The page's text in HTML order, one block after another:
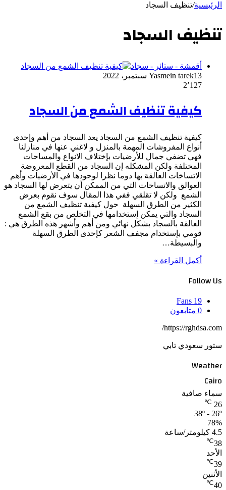
الرئيسية/تنظيف السجاد
تنظيف السجاد
أقمشة - ستائر - سجاد
Yasmein tarek13 سبتمبر، 2022
2٬127
كيفية تنظيف الشمع من السجاد
كيفية تنظيف الشمع من السجاد يعد السجاد من أهم وإحدى
أنواع المفروشات المهمة بالمنزل و لاغني عنها في منازلنا
فهي تضفي جمال للأرضيات بإختلاف الانواع والمساحات
المختلفة ولكن المشكله إن السجاد من القطع المعروضة
الاتساخات العالقة بها دوما نظرا لوجودها في الأرضيات وأهم
العوالق والاتساخات التي من الممكن أن يتعرض لها السجاد هو
الشمع ولكن لا تقلقي ففي هذا المقال سوف نقوم بعرض
الكثير من الطرق السهلة حول كيفية تنظيف الشمع من
السجاد والتي يمكن إستخدامها في التخلص من بقع الشمع
العالقة بالسجاد بشكل نهائي ومن أهم وأشهر هذه الطرق هي :
قومي بإستخدام مجفف الشعر كإحدى الطرق السهلة
والبسيطة…
أكمل القراءة »
Follow Us
19
Fans
0 متابعون
https://rghdsa.com/
ستور سعودي تابي
Weather
Cairo
سماء صافية
26
℃
38º - 26º
78%
4.5 كيلومتر/ساعة
38
℃
الأحد
39
℃
الأثنين
40
℃